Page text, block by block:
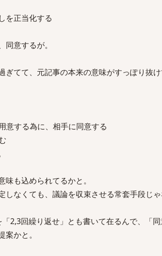
を正当化する
意するが。
てて、元記事の本来の意味がすっぽり抜け
意する為に、相手に同意する
も込められてるかと。
なくても、議論を収束させる常套手段じゃ
2,3回繰り返せ」とも書いて在るんで、「
かと。